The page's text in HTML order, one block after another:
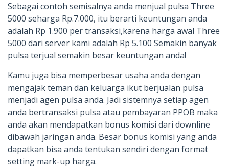
Sebagai contoh semisalnya anda menjual pulsa Three
5000 seharga Rp.7.000, itu berarti keuntungan anda
adalah Rp 1.900 per transaksi,karena harga awal Three
5000 dari server kami adalah Rp 5.100 Semakin banyak
pulsa terjual semakin besar keuntungan anda!
Kamu juga bisa memperbesar usaha anda dengan
mengajak teman dan keluarga ikut berjualan pulsa
menjadi agen pulsa anda. Jadi sistemnya setiap agen
anda bertransaksi pulsa atau pembayaran PPOB maka
anda akan mendapatkan bonus komisi dari downline
dibawah jaringan anda. Besar bonus komisi yang anda
dapatkan bisa anda tentukan sendiri dengan format
setting mark-up harga.